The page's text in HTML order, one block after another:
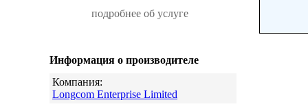
подробнее об услуге
Информация о производителе
Компания:
Longcom Enterprise Limited